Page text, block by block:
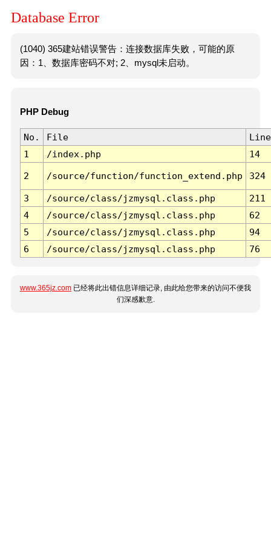
Database Error
(1040) 365建站错误警告：连接数据库失败，可能的原
因：1、数据库密码不对; 2、mysql未启动。
PHP Debug
No. File
Line
1
/index.php 14
2 /source/function/function_extend.php 324
3 /source/class/jzmysql.class.php
211
4
/source/class/jzmysql.class.php
62
5
/source/class/jzmysql.class.php
94
6
/source/class/jzmysql.class.php 76
www.365jz.com 已经将此出错信息详细记录, 由此给您带来的访问不便我
们深感歉意.